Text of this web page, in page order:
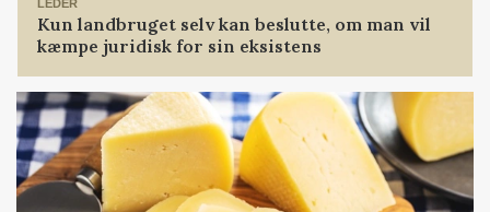
LEDER
Kun landbruget selv kan beslutte, om man vil
kæmpe juridisk for sin eksistens